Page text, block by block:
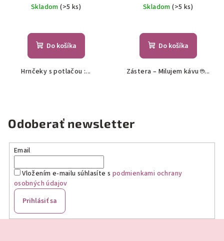
Skladom(>5 ks)
Do košíka
Hrnčeky s potlačou :...
Skladom(>5 ks)
Do košíka
Zástera – Milujem kávu ☕...
Odoberať newsletter
Email
Vložením e-mailu súhlasíte s podmienkami ochrany
osobných údajov
Prihlásiť sa